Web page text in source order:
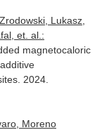
Lukasz,
et. al.:
magnetocaloric
. 2024.
Moreno